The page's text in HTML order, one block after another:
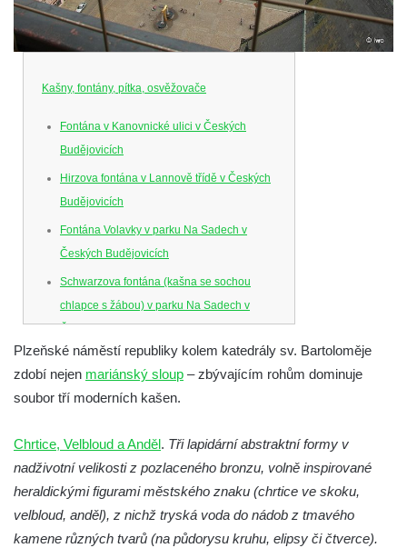
Kašny, fontány, pítka, osvěžovače
Fontána v Kanovnické ulici v Českých
Budějovicích
Hirzova fontána v Lannově třídě v Českých
Budějovicích
Fontána Volavky v parku Na Sadech v
Českých Budějovicích
Schwarzova fontána (kašna se sochou
chlapce s žábou) v parku Na Sadech v
Kašna v parku Na Sadech u Pražské třídy v
Českých Budějovicích
Kašna na náměstí J. V. Kamarýta ve
Velešíně
Kašna na nádvoří za vstupem v ZOO
Leipzig
Plzeňské náměstí republiky kolem katedrály sv. Bartoloměje
zdobí nejen mariánský sloup – zbývajícím rohům dominuje
soubor tří moderních kašen.
Chrtice, Velbloud a Anděl. Tři lapidární abstraktní formy v
nadživotní velikosti z pozlaceného bronzu, volně inspirované
heraldickými figurami městského znaku (chrtice ve skoku,
velbloud, anděl), z nichž tryská voda do nádob z tmavého
kamene různých tvarů (na půdorysu kruhu, elipsy či čtverce).